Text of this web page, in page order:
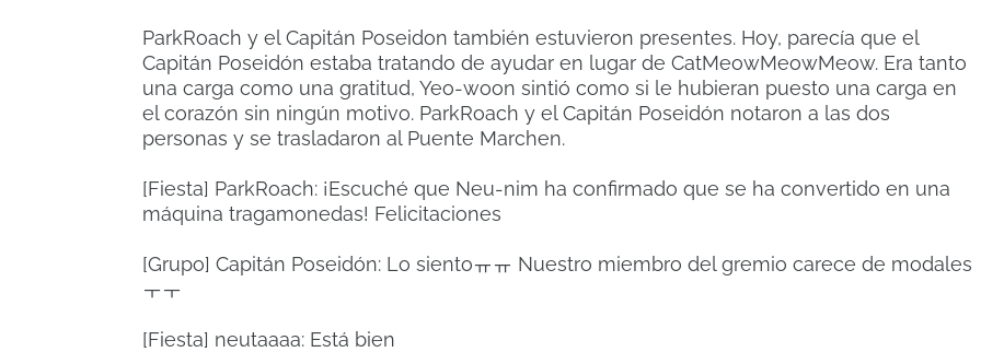
ParkRoach y el Capitán Poseidon también estuvieron presentes. Hoy, parecía que el
Capitán Poseidón estaba tratando de ayudar en lugar de CatMeowMeowMeow. Era tanto
una carga como una gratitud, Yeo-woon sintió como si le hubieran puesto una carga en
el corazón sin ningún motivo. ParkRoach y el Capitán Poseidón notaron a las dos
personas y se trasladaron al Puente Marchen.
[Fiesta] ParkRoach: ¡Escuché que Neu-nim ha confirmado que se ha convertido en una
máquina tragamonedas! Felicitaciones
[Grupo] Capitán Poseidón: Lo sientoㅠㅠ Nuestro miembro del gremio carece de modales
ㅜㅜ
[Fiesta] neutaaaa: Está bien